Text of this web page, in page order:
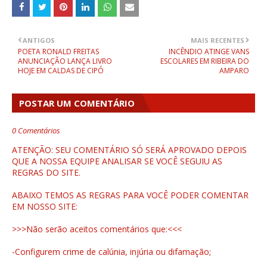
MAIS RECENTES
INCÊNDIO ATINGE VANS
ESCOLARES EM RIBEIRA DO
AMPARO
ANTIGOS
POETA RONALD FREITAS
ANUNCIAÇÃO LANÇA LIVRO
HOJE EM CALDAS DE CIPÓ
POSTAR UM COMENTÁRIO
0 Comentários
ATENÇÃO: SEU COMENTÁRIO SÓ SERÁ APROVADO DEPOIS
QUE A NOSSA EQUIPE ANALISAR SE VOCÊ SEGUIU AS
REGRAS DO SITE.
ABAIXO TEMOS AS REGRAS PARA VOCÊ PODER COMENTAR
EM NOSSO SITE:
>>>Não serão aceitos comentários que:<<<
-Configurem crime de calúnia, injúria ou difamação;